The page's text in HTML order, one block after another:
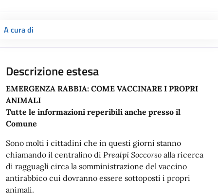
A cura di
Descrizione estesa
EMERGENZA RABBIA: COME VACCINARE I PROPRI
ANIMALI
Tutte le informazioni reperibili anche presso il
Comune
Sono molti i cittadini che in questi giorni stanno
chiamando il centralino di Prealpi Soccorso alla ricerca
di ragguagli circa la somministrazione del vaccino
antirabbico cui dovranno essere sottoposti i propri
animali.